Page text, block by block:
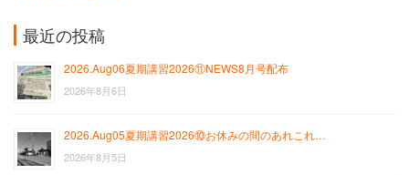
最近の投稿
2026.Aug06夏期講習2026⑪NEWS8月号配布
2026年8月6日
2026.Aug05夏期講習2026⑩お休みの間のあれこれ…
2026年8月5日